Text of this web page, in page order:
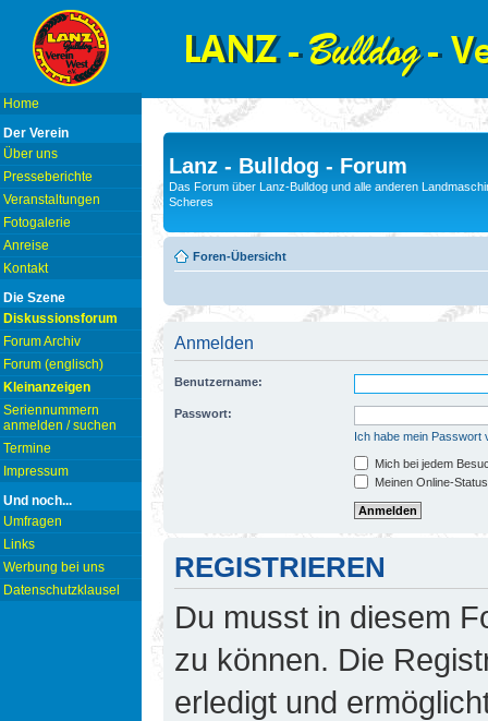
Home
Der Verein
Über uns
Presseberichte
Veranstaltungen
Fotogalerie
Anreise
Kontakt
Die Szene
Diskussionsforum
Forum Archiv
Forum (englisch)
Kleinanzeigen
Seriennummern
anmelden / suchen
Termine
Impressum
Und noch...
Umfragen
Links
Werbung bei uns
Datenschutzklausel
Lanz - Bulldog - Forum
Das Forum über Lanz-Bulldog und alle anderen
Scheres
Foren-Übersicht
Anmelden
Benutzername:
Passwort:
Ich habe mein Passwort
Mich bei jedem
Meinen Online-
REGISTRIEREN
Du musst in diesem
zu können. Die
erledigt und